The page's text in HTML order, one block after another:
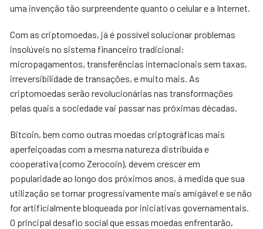
uma invenção tão surpreendente quanto o celular e a Internet.
Com as criptomoedas, já é possível solucionar problemas
insolúveis no sistema financeiro tradicional:
micropagamentos, transferências internacionais sem taxas,
irreversibilidade de transações, e muito mais. As
criptomoedas serão revolucionárias nas transformações
pelas quais a sociedade vai passar nas próximas décadas.
Bitcoin, bem como outras moedas criptográficas mais
aperfeiçoadas com a mesma natureza distribuída e
cooperativa (como Zerocoin), devem crescer em
popularidade ao longo dos próximos anos, à medida que sua
utilização se tornar progressivamente mais amigável e se não
for artificialmente bloqueada por iniciativas governamentais.
O principal desafio social que essas moedas enfrentarão,